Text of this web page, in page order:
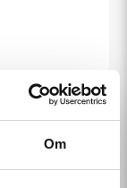
Om
Prismatch